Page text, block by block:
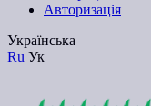
Авторизація
Українська
Ru Ук